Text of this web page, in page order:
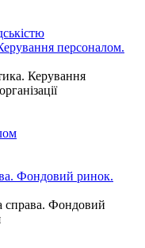
персоналом.
Керування
Фондовий ринок.
справа. Фондовий